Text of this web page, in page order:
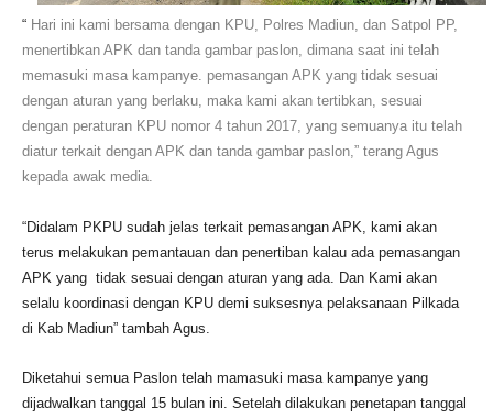
“ Hari ini kami bersama dengan KPU, Polres Madiun, dan Satpol PP,
menertibkan APK dan tanda gambar paslon, dimana saat ini telah
memasuki masa kampanye. pemasangan APK yang tidak sesuai
dengan aturan yang berlaku, maka kami akan tertibkan, sesuai
dengan peraturan KPU nomor 4 tahun 2017, yang semuanya itu telah
diatur terkait dengan APK dan tanda gambar paslon,” terang Agus
kepada awak media.
“Didalam PKPU sudah jelas terkait pemasangan APK, kami akan
terus melakukan pemantauan dan penertiban kalau ada pemasangan
APK yang tidak sesuai dengan aturan yang ada. Dan Kami akan
selalu koordinasi dengan KPU demi suksesnya pelaksanaan Pilkada
di Kab Madiun” tambah Agus.
Diketahui semua Paslon telah mamasuki masa kampanye yang
dijadwalkan tanggal 15 bulan ini. Setelah dilakukan penetapan tanggal